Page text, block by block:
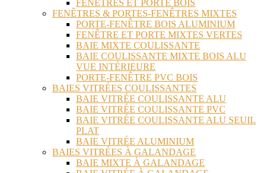
FENÊTRES ET PORTE BOIS
FENÊTRES & PORTES-FENÊTRES MIXTES
PORTE-FENÊTRE BOIS ALUMINIUM
FENÊTRE ET PORTE MIXTES VERTES
BAIE MIXTE COULISSANTE
BAIE COULISSANTE MIXTE BOIS ALU
VUE INTÉRIEURE
PORTE-FENÊTRE PVC BOIS
BAIES VITRÉES COULISSANTES
BAIE VITRÉE COULISSANTE ALU
BAIE VITRÉE COULISSANTE PVC
BAIE VITRÉE COULISSANTE ALU SEUIL
PLAT
BAIE VITRÉE ALUMINIUM
BAIES VITRÉES À GALANDAGE
BAIE MIXTE À GALANDAGE